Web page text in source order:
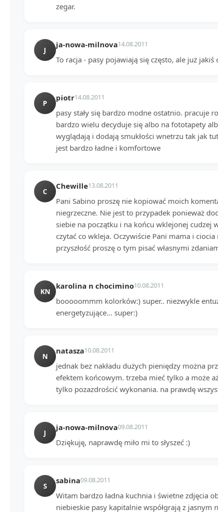
zegar.
J
ja-nowa-milnova14.08.2011
To racja - pasy pojawiają się często, ale już jakiś
P
piotr14.08.2011
pasy stały się bardzo modne ostatnio. pracuje
bardzo wielu decyduje się albo na fototapety
wyglądają i dodają smukłości wnetrzu tak jak
jest bardzo ładne i komfortowe
C
Chewille13.08.2011
Pani Sabino proszę nie kopiować moich
niegrzeczne. Nie jest to przypadek ponieważ
siebie na początku i na końcu wklejonej cudzej
czytać co wkleja. Oczywiście Pani mama i
przyszłość proszę o tym pisać własnymi
KN
karolina n chocimino10.08.2011
booooommm kolorków:) super.. niezwykle
energetyzujące... super:)
N
natasza10.08.2011
jednak bez nakładu dużych pieniędzy można
efektem końcowym. trzeba mieć tylko a może
tylko pozazdrościć wykonania. na prawdę
J
ja-nowa-milnova09.08.2011
Dziękuję, naprawdę miło mi to słyszeć :)
S
sabina09.08.2011
Witam bardzo ładna kuchnia i świetne zdjęcia
niebieskie pasy kapitalnie współgrają z